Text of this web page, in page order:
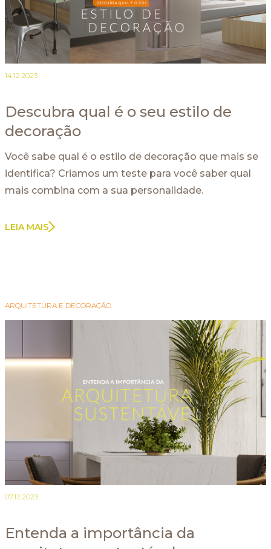
14.12.2023
Descubra qual é o seu estilo de
decoração
Você sabe qual é o estilo de decoração que mais se
identifica? Criamos um teste para você saber qual
mais combina com a sua personalidade.
LEIA MAIS
ARQUITETURA E DECORAÇÃO
07.12.2023
Entenda a importância da